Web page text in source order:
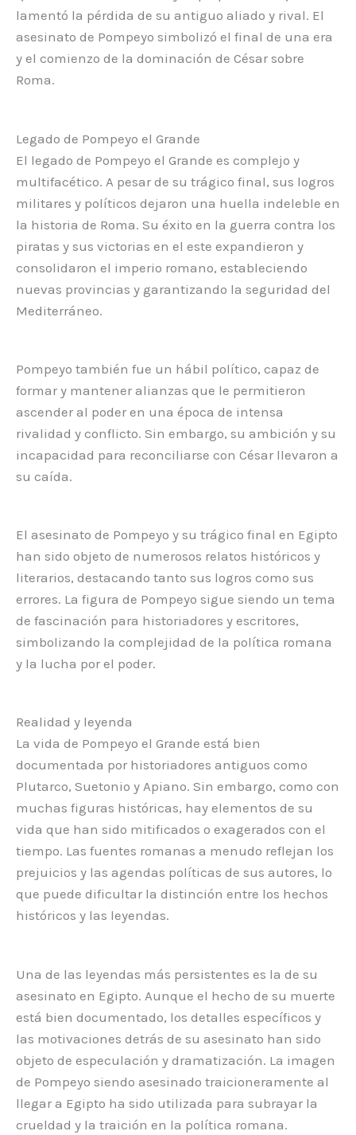
lamentó la pérdida de su antiguo aliado y rival. El
asesinato de Pompeyo simbolizó el final de una era
y el comienzo de la dominación de César sobre
Roma.
Legado de Pompeyo el Grande
El legado de Pompeyo el Grande es complejo y
multifacético. A pesar de su trágico final, sus logros
militares y políticos dejaron una huella indeleble en
la historia de Roma. Su éxito en la guerra contra los
piratas y sus victorias en el este expandieron y
consolidaron el imperio romano, estableciendo
nuevas provincias y garantizando la seguridad del
Mediterráneo.
Pompeyo también fue un hábil político, capaz de
formar y mantener alianzas que le permitieron
ascender al poder en una época de intensa
rivalidad y conflicto. Sin embargo, su ambición y su
incapacidad para reconciliarse con César llevaron a
su caída.
El asesinato de Pompeyo y su trágico final en Egipto
han sido objeto de numerosos relatos históricos y
literarios, destacando tanto sus logros como sus
errores. La figura de Pompeyo sigue siendo un tema
de fascinación para historiadores y escritores,
simbolizando la complejidad de la política romana
y la lucha por el poder.
Realidad y leyenda
La vida de Pompeyo el Grande está bien
documentada por historiadores antiguos como
Plutarco, Suetonio y Apiano. Sin embargo, como con
muchas figuras históricas, hay elementos de su
vida que han sido mitificados o exagerados con el
tiempo. Las fuentes romanas a menudo reflejan los
prejuicios y las agendas políticas de sus autores, lo
que puede dificultar la distinción entre los hechos
históricos y las leyendas.
Una de las leyendas más persistentes es la de su
asesinato en Egipto. Aunque el hecho de su muerte
está bien documentado, los detalles específicos y
las motivaciones detrás de su asesinato han sido
objeto de especulación y dramatización. La imagen
de Pompeyo siendo asesinado traicioneramente al
llegar a Egipto ha sido utilizada para subrayar la
crueldad y la traición en la política romana.